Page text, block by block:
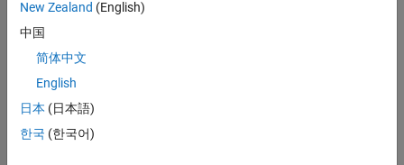
New Zealand (English)
中国
简体中文
English
日本 (日本語)
한국 (한국어)